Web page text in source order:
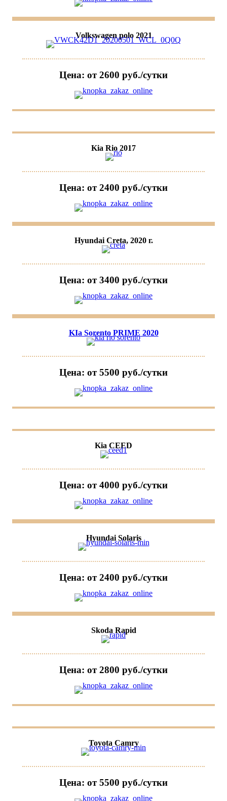
Volkswagen polo 2021
Цена: от 2600 руб./сутки
Kia Rio 2017
Цена: от 2400 руб./сутки
Hyundai Creta, 2020 г.
Цена: от 3400 руб./сутки
KIa Sorento PRIME 2020
Цена: от 5500 руб./сутки
Kia CEED
Цена: от 4000 руб./сутки
Hyundai Solaris
Цена: от 2400 руб./сутки
Skoda Rapid
Цена: от 2800 руб./сутки
Toyota Camry
Цена: от 5500 руб./сутки